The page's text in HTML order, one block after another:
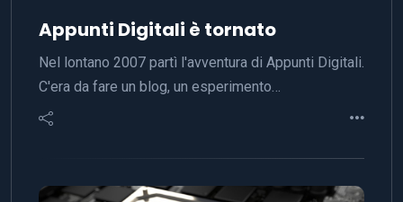
Appunti Digitali è tornato
Nel lontano 2007 partì l'avventura di Appunti Digitali.
C'era da fare un blog, un esperimento…